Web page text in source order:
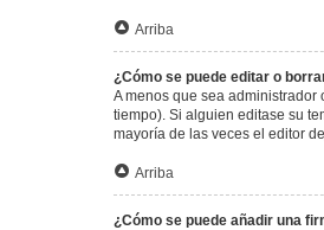
Arriba
¿Cómo se puede editar o
A menos que sea
tiempo). Si alguien editase su
mayoría de las veces el editor
Arriba
¿Cómo se puede añadir una